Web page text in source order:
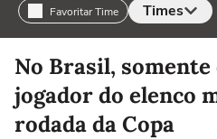
Favoritar Time Times
Selecione o time para ver as
No Brasil,
jogador do elenco
rodada da Copa